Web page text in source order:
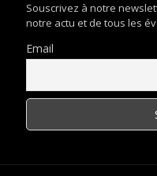
Souscrivez à notre
notre actu et de tous les
Email